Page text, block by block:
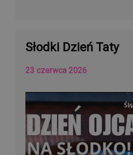
Słodki Dzień Taty
23 czerwca 2026